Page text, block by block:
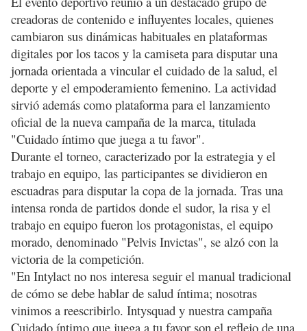
creadoras de contenido e influyentes locales, quienes
cambiaron sus dinámicas habituales en plataformas
digitales por los tacos y la camiseta para disputar una
jornada orientada a vincular el cuidado de la salud, el
deporte y el empoderamiento femenino. La actividad
sirvió además como plataforma para el lanzamiento
oficial de la nueva campaña de la marca, titulada
"Cuidado íntimo que juega a tu favor".
Durante el torneo, caracterizado por la estrategia y el
trabajo en equipo, las participantes se dividieron en
escuadras para disputar la copa de la jornada. Tras una
intensa ronda de partidos donde el sudor, la risa y el
trabajo en equipo fueron los protagonistas, el equipo
morado, denominado "Pelvis Invictas", se alzó con la
victoria de la competición.
"En Intylact no nos interesa seguir el manual tradicional
de cómo se debe hablar de salud íntima; nosotras
vinimos a reescribirlo. Intysquad y nuestra campaña
Cuidado íntimo que juega a tu favor son el reflejo de una